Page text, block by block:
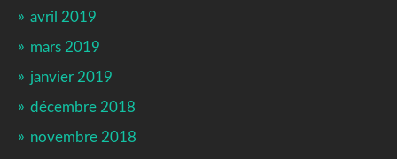
avril 2019
mars 2019
janvier 2019
décembre 2018
novembre 2018